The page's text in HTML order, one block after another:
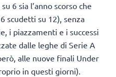
6 sia l’anno scorso che
scudetti su 12), senza
i piazzamenti e i successi
dalle leghe di Serie A
alle nuove finali Under
in questi giorni).